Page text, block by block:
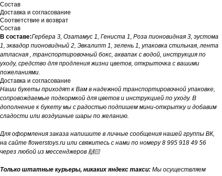
Состав
Доставка и согласование
Соответствие и возврат
Состав
В составе:Гербера 3, Озатамус 1, Гениста 1, Роза пионовидная 3, эустома
1, эквадор пионовидный 2, Эвкалипт 1, зелень 1, упаковка стильная, лента
атласная , транспортировочный бокс, аквапак с водой, инструкция по
уходу, средство для продления жизни цветов, открыточка с вашими
пожеланиями.
Доставка и согласование
Наши букеты приходят к Вам в надежной транспортировочной упаковке,
сопровождаемые подкормкой для цветов и инструкцией по уходу. В
дополнение к букету мы с радостью подпишем мини-открытку и добавим
сладости или воздушные шары по желанию.
Для оформления заказа напишите в личные сообщения нашей группы ВК,
на сайте flowerstoys.ru или свяжитесь с нами по номеру 8 995 918 49 56
через любой из мессенджеров 🙌🏻
Только штатные курьеры, никаких яндекс такси: Мы осуществляем